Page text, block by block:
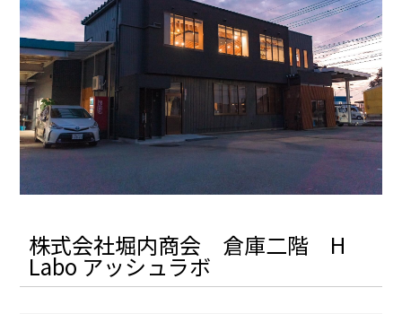
株式会社堀内商会 倉庫二階 H
Labo アッシュラボ